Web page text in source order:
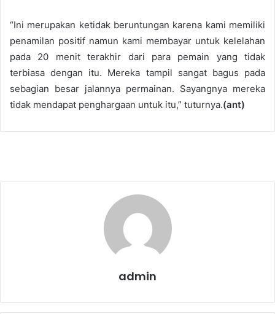
“Ini merupakan ketidak beruntungan karena kami memiliki
penamilan positif namun kami membayar untuk kelelahan
pada 20 menit terakhir dari para pemain yang tidak
terbiasa dengan itu. Mereka tampil sangat bagus pada
sebagian besar jalannya permainan. Sayangnya mereka
tidak mendapat penghargaan untuk itu,” tuturnya.(ant)
admin